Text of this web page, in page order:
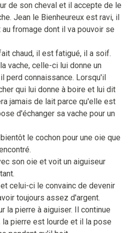
de son cheval et il accepte de le
Jean le Bienheureux est ravi, il
fromage dont il va pouvoir se
chaud, il est fatigué, il a soif.
vache, celle-ci lui donne un
perd connaissance. Lorsqu'il
qui lui donne à boire et lui dit
jamais de lait parce qu'elle est
d'échanger sa vache pour un
le cochon pour une oie que
son oie et voit un aiguiseur
celui-ci le convainc de devenir
toujours assez d'argent.
la pierre à aiguiser. Il continue
pierre est lourde et il la pose